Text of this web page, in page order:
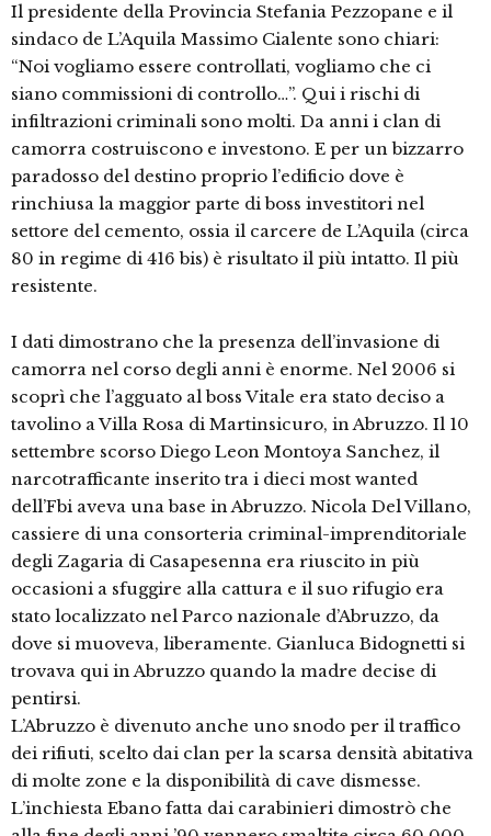
Il presidente della Provincia Stefania Pezzopane e il
sindaco de L’Aquila Massimo Cialente sono chiari:
“Noi vogliamo essere controllati, vogliamo che ci
siano commissioni di controllo…”. Qui i rischi di
infiltrazioni criminali sono molti. Da anni i clan di
camorra costruiscono e investono. E per un bizzarro
paradosso del destino proprio l’edificio dove è
rinchiusa la maggior parte di boss investitori nel
settore del cemento, ossia il carcere de L’Aquila (circa
80 in regime di 416 bis) è risultato il più intatto. Il più
resistente.
I dati dimostrano che la presenza dell’invasione di
camorra nel corso degli anni è enorme. Nel 2006 si
scoprì che l’agguato al boss Vitale era stato deciso a
tavolino a Villa Rosa di Martinsicuro, in Abruzzo. Il 10
settembre scorso Diego Leon Montoya Sanchez, il
narcotrafficante inserito tra i dieci most wanted
dell’Fbi aveva una base in Abruzzo. Nicola Del Villano,
cassiere di una consorteria criminal-imprenditoriale
degli Zagaria di Casapesenna era riuscito in più
occasioni a sfuggire alla cattura e il suo rifugio era
stato localizzato nel Parco nazionale d’Abruzzo, da
dove si muoveva, liberamente. Gianluca Bidognetti si
trovava qui in Abruzzo quando la madre decise di
pentirsi.
L’Abruzzo è divenuto anche uno snodo per il traffico
dei rifiuti, scelto dai clan per la scarsa densità abitativa
di molte zone e la disponibilità di cave dismesse.
L’inchiesta Ebano fatta dai carabinieri dimostrò che